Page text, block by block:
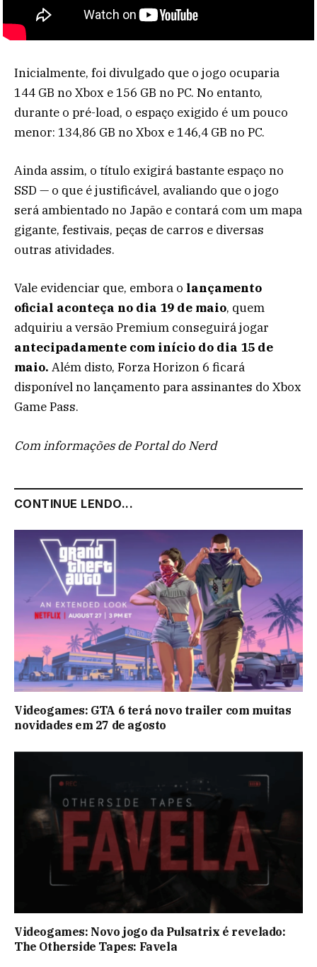
Inicialmente, foi divulgado que o jogo ocuparia
144 GB no Xbox e 156 GB no PC. No entanto,
durante o pré-load, o espaço exigido é um pouco
menor: 134,86 GB no Xbox e 146,4 GB no PC.
Ainda assim, o título exigirá bastante espaço no
SSD — o que é justificável, avaliando que o jogo
será ambientado no Japão e contará com um mapa
gigante, festivais, peças de carros e diversas
outras atividades.
Vale evidenciar que, embora o lançamento
oficial aconteça no dia 19 de maio, quem
adquiriu a versão Premium conseguirá jogar
antecipadamente com início do dia 15 de
maio. Além disto, Forza Horizon 6 ficará
disponível no lançamento para assinantes do Xbox
Game Pass.
Com informações de Portal do Nerd
CONTINUE LENDO...
Videogames: GTA 6 terá novo trailer com muitas
novidades em 27 de agosto
Videogames: Novo jogo da Pulsatrix é revelado:
The Otherside Tapes: Favela